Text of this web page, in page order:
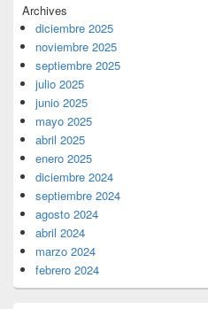
Archives
diciembre 2025
noviembre 2025
septiembre 2025
julio 2025
junio 2025
mayo 2025
abril 2025
enero 2025
diciembre 2024
septiembre 2024
agosto 2024
abril 2024
marzo 2024
febrero 2024